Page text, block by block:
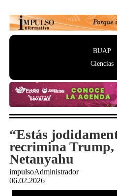
BUAP
Ciencias
“Estás
recrimina Trump,
Netanyahu
impulsoAdministrador
06.02.2026